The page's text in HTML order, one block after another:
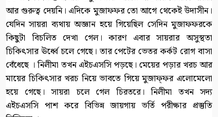
আর গুরুত্ব দেয়নি। এদিকে মুজাফফর তো আগে থেকেই উদাসীন।
যেদিন সায়রা ব্যথায় অজ্ঞান হয়ে গিয়েছিল সেদিন মুজাফফরকে
কিছুটা বিচলিত দেখা গেল। কারণ এবার সায়রার অসুস্থতা
চিকিৎসার ঊর্ধ্বে চলে গেছে। তার পেটের ভেতর কর্কট রোগ বাসা
বেঁধেছে । নিলীমা তখন এইচএসসি পড়ছে। মেয়ের পড়ার খরচ আর
মায়ের চিকিৎসার খরচ নিয়ে ভাবতে গিয়ে মুজাফ্ফর এলোমেলো
হয়ে গেছে। সায়রা চলে গেল চিরতরে। নিলীমা তখন সদ্য
এইচএসসি পাশ করে বিভিন্ন জায়গায় ভর্তি পরীক্ষার প্রস্তুতি